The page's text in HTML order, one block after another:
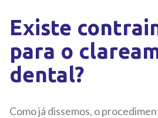
Existe
para o
dental?
Como já dissemos, o